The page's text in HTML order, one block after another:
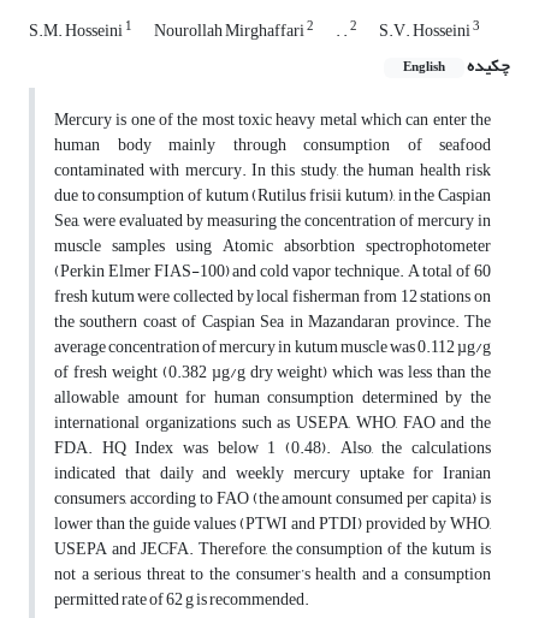
S.M. Hosseini1 Nourollah Mirghaffari2 . .2 S.V. Hosseini3
چکیده English
Mercury is one of the most toxic heavy metal which can enter the
human body mainly through consumption of seafood
contaminated with mercury. In this study, the human health risk
due to consumption of kutum (Rutilus frisii kutum), in the Caspian
Sea, were evaluated by measuring the concentration of mercury in
muscle samples using Atomic absorbtion spectrophotometer
(Perkin Elmer FIAS-100) and cold vapor technique. A total of 60
fresh kutum were collected by local fisherman from 12 stations on
the southern coast of Caspian Sea in Mazandaran province. The
average concentration of mercury in kutum muscle was 0.112 µg/g
of fresh weight (0.382 µg/g dry weight) which was less than the
allowable amount for human consumption determined by the
international organizations such as USEPA, WHO, FAO and the
FDA. HQ Index was below 1 (0.48). Also, the calculations
indicated that daily and weekly mercury uptake for Iranian
consumers, according to FAO (the amount consumed per capita) is
lower than the guide values (PTWI and PTDI) provided by WHO,
USEPA and JECFA. Therefore, the consumption of the kutum is
not a serious threat to the consumer’s health and a consumption
permitted rate of 62 g is recommended.